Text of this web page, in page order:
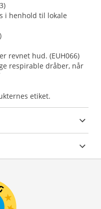
i henhold til lokale
revnet hud. (EUH066)
respirable dråber, når
etiket.